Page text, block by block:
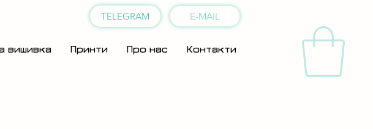
вишивка Принти Про нас Контакти
TELEGRAM E-MAIL